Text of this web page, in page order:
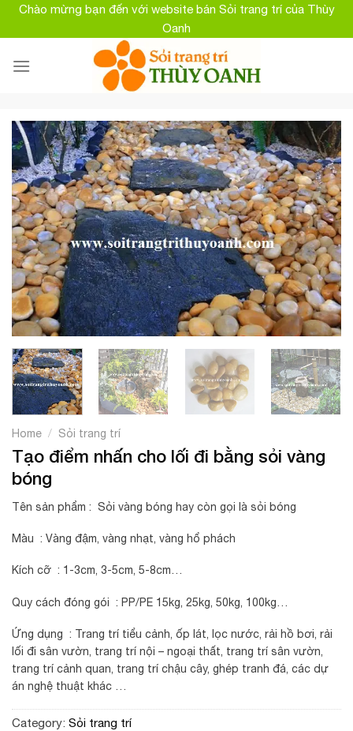
SkipChào mừng bạn đến với website bán Sỏi trang trí của Thùy
Oanh
Home / Sỏi trang trí
Tạo điểm nhấn cho lối đi bằng sỏi vàng
bóng
Tên sản phẩm : Sỏi vàng bóng hay còn gọi là sỏi bóng
Màu : Vàng đậm, vàng nhạt, vàng hổ phách
Kích cỡ : 1-3cm, 3-5cm, 5-8cm…
Quy cách đóng gói : PP/PE 15kg, 25kg, 50kg, 100kg…
Ứng dụng : Trang trí tiểu cảnh, ốp lát, lọc nước, rải hồ bơi, rải
lối đi sân vườn, trang trí nội – ngoại thất, trang trí sân vườn,
trang trí cảnh quan, trang trí chậu cây, ghép tranh đá, các dự
án nghệ thuật khác …
Category: Sỏi trang trí